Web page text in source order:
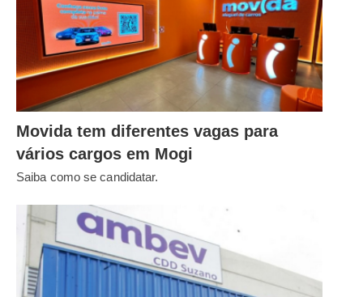
Movida tem diferentes vagas para
vários cargos em Mogi
Saiba como se candidatar.